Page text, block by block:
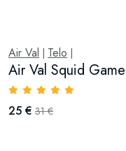
Air Val Telo
Air Val Squid
25 € 31 €